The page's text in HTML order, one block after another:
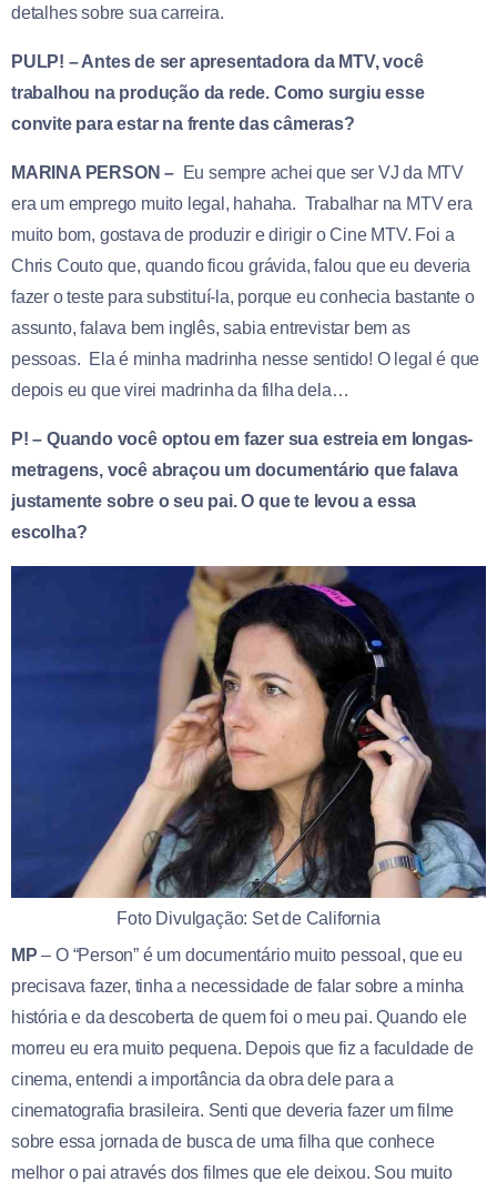
detalhes sobre sua carreira.
PULP! – Antes de ser apresentadora da MTV, você
trabalhou na produção da rede. Como surgiu esse
convite para estar na frente das câmeras?
MARINA PERSON – Eu sempre achei que ser VJ da MTV
era um emprego muito legal, hahaha. Trabalhar na MTV era
muito bom, gostava de produzir e dirigir o Cine MTV. Foi a
Chris Couto que, quando ficou grávida, falou que eu deveria
fazer o teste para substituí-la, porque eu conhecia bastante o
assunto, falava bem inglês, sabia entrevistar bem as
pessoas. Ela é minha madrinha nesse sentido! O legal é que
depois eu que virei madrinha da filha dela…
P! – Quando você optou em fazer sua estreia em longas-
metragens, você abraçou um documentário que falava
justamente sobre o seu pai. O que te levou a essa
escolha?
Foto Divulgação: Set de California
MP– O “Person” é um documentário muito pessoal, que eu
precisava fazer, tinha a necessidade de falar sobre a minha
história e da descoberta de quem foi o meu pai. Quando ele
morreu eu era muito pequena. Depois que fiz a faculdade de
cinema, entendi a importância da obra dele para a
cinematografia brasileira. Senti que deveria fazer um filme
sobre essa jornada de busca de uma filha que conhece
melhor o pai através dos filmes que ele deixou. Sou muito